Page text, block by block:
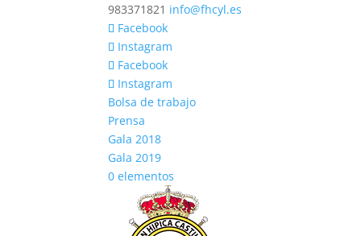
983371821 info@fhcyl.es
Facebook
Instagram
Facebook
Instagram
Bolsa de trabajo
Prensa
Gala 2018
Gala 2019
0 elementos